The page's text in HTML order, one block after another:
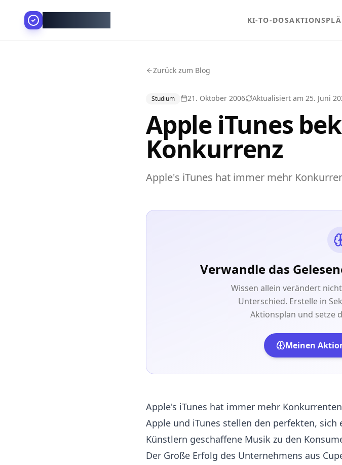
KI-TO-DOS
Zurück zum Blog
Studium 21. Oktober 2006 Aktualisiert am 25. Juni
Apple iTunes
Konkurrenz
Apple's iTunes hat immer mehr
Verwandle das
Wissen allein verändert
Unterschied. Erstelle in
Aktionsplan und setze
Meinen
Apple's iTunes hat immer mehr
Apple und iTunes stellen den perfekten, sich
Künstlern geschaffene Musik zu den
Der Große Erfolg des Unternehmens aus